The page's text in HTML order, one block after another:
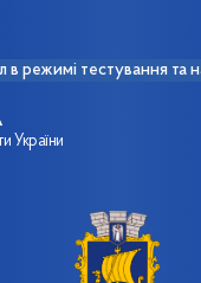
в режимі тестування та
України